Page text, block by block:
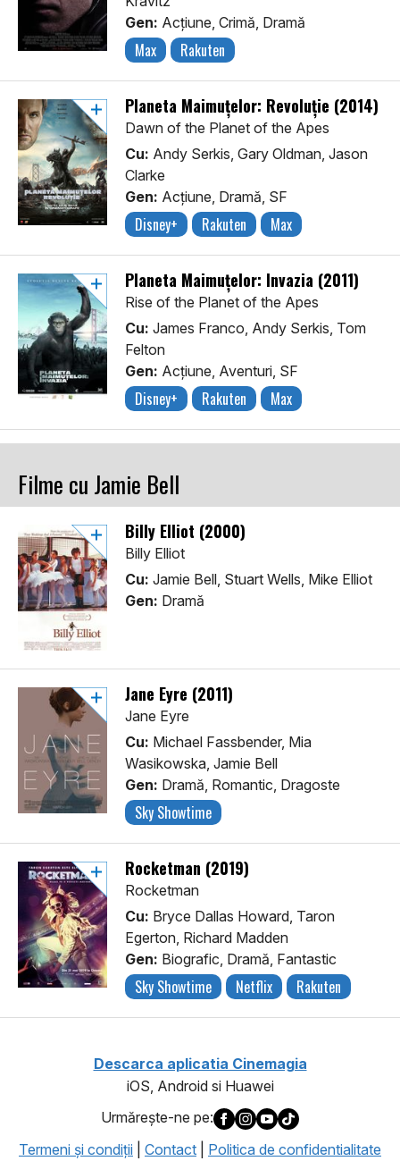
Gen: Acţiune, Crimă, Dramă
Max Rakuten
Planeta Maimuțelor: Revoluție (2014)
Dawn of the Planet of the Apes
Cu: Andy Serkis, Gary Oldman, Jason
Clarke
Gen: Acţiune, Dramă, SF
Disney+ Rakuten Max
Planeta Maimuțelor: Invazia (2011)
Rise of the Planet of the Apes
Cu: James Franco, Andy Serkis, Tom
Felton
Gen: Acţiune, Aventuri, SF
Disney+ Rakuten Max
Filme cu Jamie Bell
Billy Elliot (2000)
Billy Elliot
Cu: Jamie Bell, Stuart Wells, Mike Elliot
Gen: Dramă
Jane Eyre (2011)
Jane Eyre
Cu: Michael Fassbender, Mia
Wasikowska, Jamie Bell
Gen: Dramă, Romantic, Dragoste
Sky Showtime
Rocketman (2019)
Rocketman
Cu: Bryce Dallas Howard, Taron
Egerton, Richard Madden
Gen: Biografic, Dramă, Fantastic
Sky Showtime Netflix Rakuten
Descarca aplicatia Cinemagia
iOS, Android si Huawei
Urmăreşte-ne pe:
Termeni şi condiţii
Contact Politica de confidentialitate